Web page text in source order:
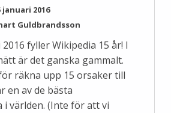
januari 2016
Guldbrandsson
fyller Wikipedia 15 år! I
är det ganska gammalt.
räkna upp 15 orsaker till
en av de bästa
i världen. (Inte för att vi